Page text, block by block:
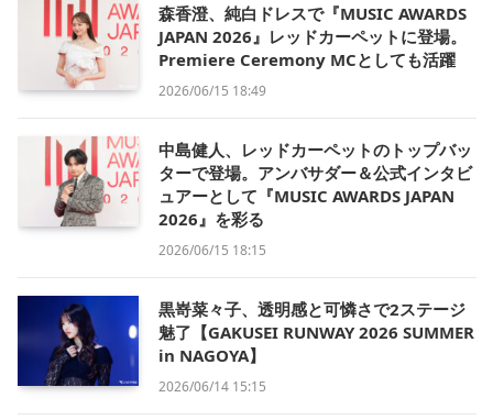
森香澄、純白ドレスで『MUSIC AWARDS
JAPAN 2026』レッドカーペットに登場。
Premiere Ceremony MCとしても活躍
2026/06/15 18:49
中島健人、レッドカーペットのトップバッ
ターで登場。アンバサダー＆公式インタビ
ュアーとして『MUSIC AWARDS JAPAN
2026』を彩る
2026/06/15 18:15
黒嵜菜々子、透明感と可憐さで2ステージ
魅了【GAKUSEI RUNWAY 2026 SUMMER
in NAGOYA】
2026/06/14 15:15